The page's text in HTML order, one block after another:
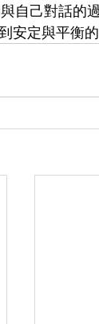
自己對話的
定與平衡的